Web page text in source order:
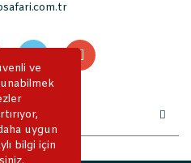
ve
uygun
bilgi için